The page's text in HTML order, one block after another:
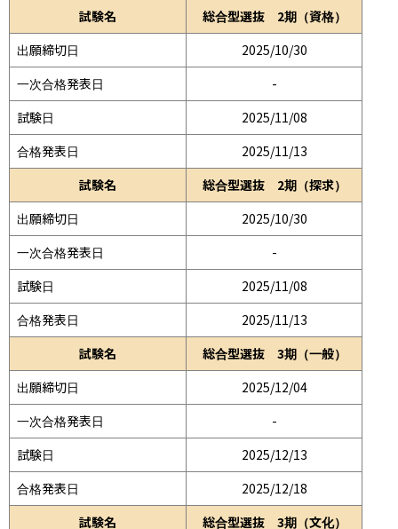
試験名
総合型選抜 2期（資格）
出願締切日
2025/10/30
一次合格発表日
-
試験日
2025/11/08
合格発表日
2025/11/13
試験名
総合型選抜 2期（探求）
出願締切日
2025/10/30
一次合格発表日
-
試験日
2025/11/08
合格発表日
2025/11/13
試験名
総合型選抜 3期（一般）
出願締切日
2025/12/04
一次合格発表日
-
試験日
2025/12/13
合格発表日
2025/12/18
試験名
総合型選抜 3期（文化）